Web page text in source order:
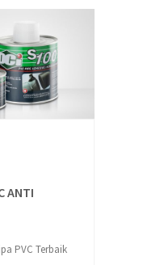
ANTI
PVC Terbaik